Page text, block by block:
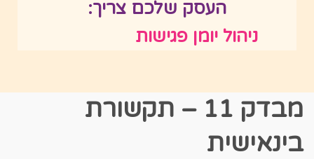
העסק שלכם צריך:
ניהול יומן פגישות
מבדק 11 – תקשורת
בינאישית